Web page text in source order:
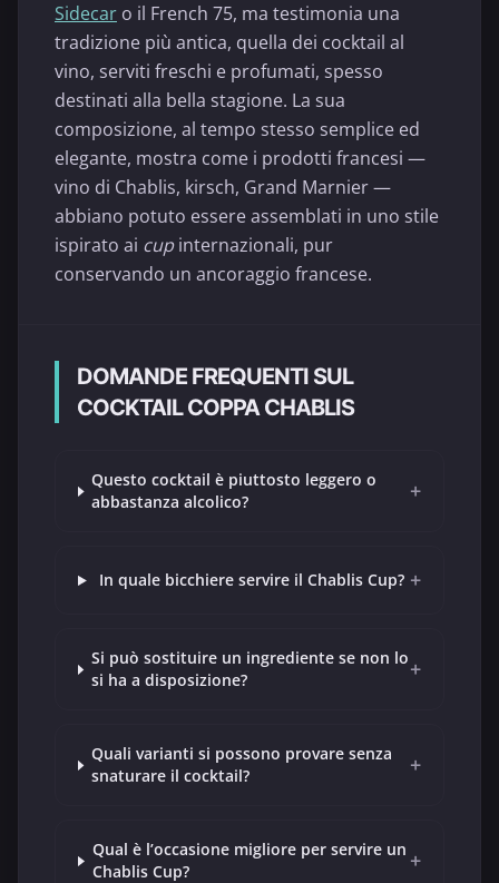
Sidecar o il French 75, ma testimonia una
tradizione più antica, quella dei cocktail al
vino, serviti freschi e profumati, spesso
destinati alla bella stagione. La sua
composizione, al tempo stesso semplice ed
elegante, mostra come i prodotti francesi —
vino di Chablis, kirsch, Grand Marnier —
abbiano potuto essere assemblati in uno stile
ispirato ai cupinternazionali, pur
conservando un ancoraggio francese.
DOMANDE FREQUENTI SUL
COCKTAIL COPPA CHABLIS
Questo cocktail è piuttosto leggero o
abbastanza alcolico?
+
In quale bicchiere servire il Chablis Cup? +
Si può sostituire un ingrediente se non lo
si ha a disposizione?
+
Quali varianti si possono provare senza
snaturare il cocktail?
+
Qual è l’occasione migliore per servire un
Chablis Cup?
+